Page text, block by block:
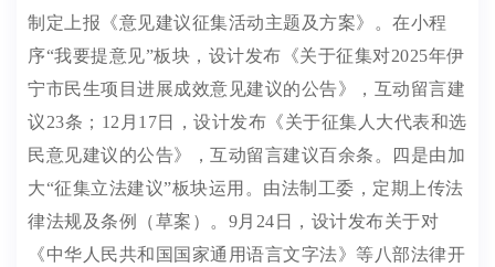
制定上报《意见建议征集活动主题及方案》
。 在小程
序“我要提意见”板块 ，设计发布《关于征集对2025年伊
宁市民生项目进展成效意见建议的公告》
，互动留言建
议23条 ； 12 月 17日 ， 设计发布《关于征集人大代表和选
民意见建议的公告》，互动留言建议百余条 。四是由加
大“征集立法建议”板块运用。由法制工委，定期上传法
律法规及条例（草案）
。 9月 24 日， 设计发布关于对
《中华人民共和国国家通用语言文字法》 等八部法律开